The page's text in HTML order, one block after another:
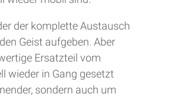
der komplette Austausch
Geist aufgeben. Aber
Ersatzteil vom
wieder in Gang gesetzt
sondern auch um